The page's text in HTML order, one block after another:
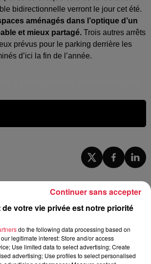
bidirectionnelle verront le jour cet été.
aménagés dans l’optique d’un
et mieux partagé. Trois autres arrêts
prévus pour le parking derrière les
d’ici la fin de l’année.
À Hoerdt, de l’eau brune sort des
de votre vie privée est notre priorité
do the following data processing based on
legitimate interest: Store and/or access
Use limited data to select advertising; Create
advertising; Use profiles to select personalised
Continuer sans accepter